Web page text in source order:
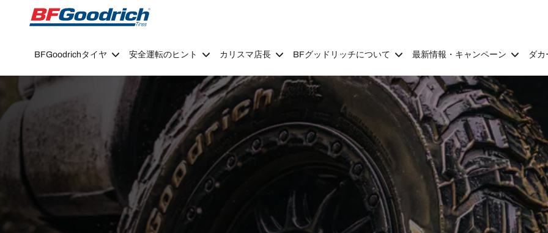
Go to page content Go to page navigation
BFGoodrichタイヤ 安全運転のヒント カリスマ店長 BFグッドリッチについて 最新情報・キャンペーン ダ